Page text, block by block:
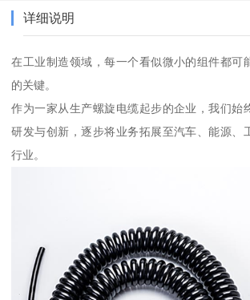
详细说明
在工业制造领域，每一个看似微小的组件都可
的关键。
作为一家从生产螺旋电缆起步的企业，我们始
研发与创新，逐步将业务拓展至汽车、能源、
行业。